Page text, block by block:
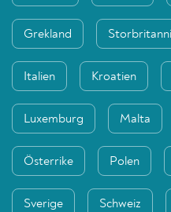
Grekland
Italien Kroatien
Luxemburg Malta
Österrike Polen
Sverige Schweiz